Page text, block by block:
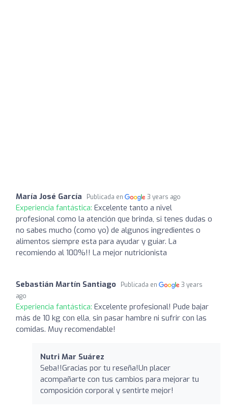
María José García Publicada en 3 years ago
Experiencia fantástica: Excelente tanto a nivel
profesional como la atención que brinda, si tenes dudas o
no sabes mucho (como yo) de algunos ingredientes o
alimentos siempre esta para ayudar y guiar. La
recomiendo al 100%!! La mejor nutricionista
Sebastián Martín Santiago Publicada en
3 years
ago
Experiencia fantástica: Excelente profesional! Pude bajar
más de 10 kg con ella, sin pasar hambre ni sufrir con las
comidas. Muy recomendable!
Nutri Mar Suárez ️
Seba!!Gracias por tu reseña!Un placer
acompañarte con tus cambios para mejorar tu
composición corporal y sentirte mejor!